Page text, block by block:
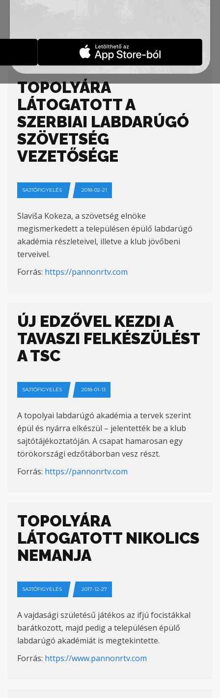
Forrás:https://pannonrtv.com
TOPOLYÁRA
LÁTOGATOTT A
SZERBIAI LABDARÚGÓ
SZÖVETSÉG
VEZETŐSÉGE
SAJTÓFIGYELÉS 2018-02-21
Slaviša Kokeza, a szövetség elnöke
megismerkedett a településen épülő labdarúgó
akadémia részleteivel, illetve a klub jövőbeni
terveivel.
Forrás: https://pannonrtv.com
ÚJ EDZŐVEL KEZDI A
TAVASZI FELKÉSZÜLÉST
A TSC
SAJTÓFIGYELÉS 2018-01-13
A topolyai labdarúgó akadémia a tervek szerint
épül és nyárra elkészül – jelentették be a klub
sajtótájékoztatóján. A csapat hamarosan egy
törökországi edzőtáborban vesz részt.
Forrás: https://pannonrtv.com
TOPOLYÁRA
LÁTOGATOTT NIKOLICS
NEMANJA
SAJTÓFIGYELÉS 2017-12-27
A vajdasági születésű játékos az ifjú focistákkal
barátkozott, majd pedig a településen épülő
labdarúgó akadémiát is megtekintette.
Forrás: https://www.pannonrtv.com